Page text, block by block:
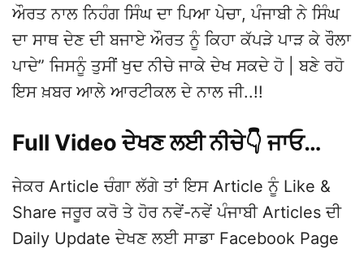
ਔਰਤ ਨਾਲ ਨਿਹੰਗ ਸਿੰਘ ਦਾ ਪਿਆ ਪੇਚਾ, ਪੰਜਾਬੀ ਨੇ ਸਿੰਘ
ਦਾ ਸਾਥ ਦੇਣ ਦੀ ਬਜਾਏ ਔਰਤ ਨੂੰ ਕਿਹਾ ਕੱਪੜੇ ਪਾੜ ਕੇ ਰੌਲਾ
ਪਾਦੇ” ਜਿਸਨੂੰ ਤੁਸੀਂ ਖੁਦ ਨੀਚੇ ਜਾਕੇ ਦੇਖ ਸਕਦੇ ਹੋ | ਬਣੇ ਰਹੋ
ਇਸ ਖ਼ਬਰ ਆਲੇ ਆਰਟੀਕਲ ਦੇ ਨਾਲ ਜੀ..!!
Full Video ਦੇਖਣ ਲਈ ਨੀਚੇ👇 ਜਾਓ…
ਜੇਕਰ Article ਚੰਗਾ ਲੱਗੇ ਤਾਂ ਇਸ Article ਨੂੰ Like &
Share ਜਰੂਰ ਕਰੋ ਤੇ ਹੋਰ ਨਵੇਂ-ਨਵੇਂ ਪੰਜਾਬੀ Articles ਦੀ
Daily Update ਦੇਖਣ ਲਈ ਸਾਡਾ Facebook Page